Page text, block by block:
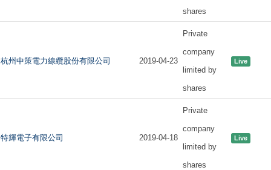
shares
杭州中策電力線纜股份有限公司 2019-04-23
Private
company
limited by
shares
Live
特輝電子有限公司 2019-04-18
Private
company
limited by
shares
Live